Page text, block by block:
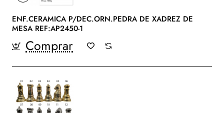
ENF.CERAMICA P/DEC.ORN.PEDRA DE XADREZ DE
MESA REF:AP2450-1
Comprar